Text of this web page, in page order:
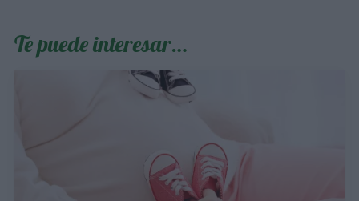
Te puede interesar…